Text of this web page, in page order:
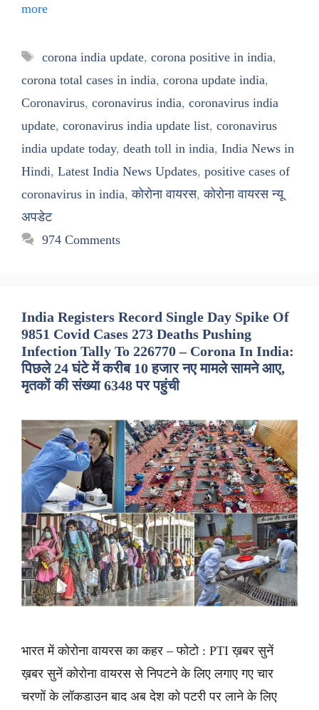
more
Tags
corona india update, corona positive in india,
corona total cases in india, corona update india,
Coronavirus, coronavirus india, coronavirus india
update, coronavirus india update list, coronavirus
india update today, death toll in india, India News in
Hindi, Latest India News Updates, positive cases of
coronavirus in india,कोरोना वायरस,कोरोना वायरस न्यू
अपडेट
974 Comments
India Registers Record Single Day Spike Of
9851 Covid Cases 273 Deaths Pushing
Infection Tally To 226770 – Corona In India:
पिछले 24 घंटे में करीब 10 हजार नए मामले सामने आए,
मृतकों की संख्या 6348 पर पहुंची
भारत में कोरोना वायरस का कहर – फोटो : PTI ख़बर सुनें
ख़बर सुनें कोरोना वायरस से निपटने के लिए लगाए गए चार
चरणों के लॉकडाउन बाद अब देश को पटरी पर लाने के लिए